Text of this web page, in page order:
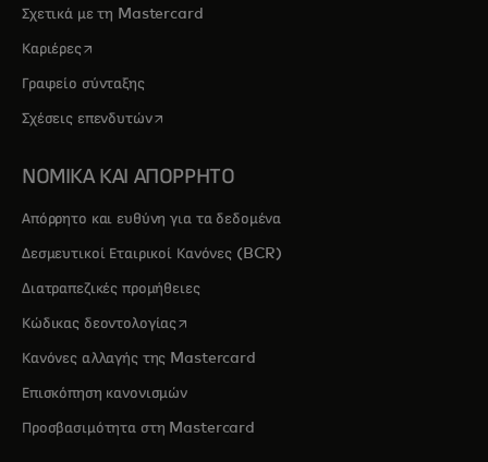
Σχετικά με τη Mastercard
Καριέρεςopens in a new tab
Γραφείο σύνταξης
Σχέσεις επενδυτώνopens in a new tab
ΝΟΜΙΚΑ ΚΑΙ ΑΠΟΡΡΗΤΟ
Απόρρητο και ευθύνη για τα δεδομένα
Δεσμευτικοί Εταιρικοί Κανόνες (BCR)
Διατραπεζικές προμήθειες
Κώδικας δεοντολογίαςopens in a new tab
Κανόνες αλλαγής της Mastercard
Επισκόπηση κανονισμών
Προσβασιμότητα στη Mastercard